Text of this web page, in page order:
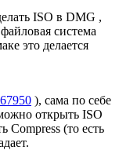
ISO в DMG ,
система
это делается
), сама по себе
открыть ISO
Compress (то есть